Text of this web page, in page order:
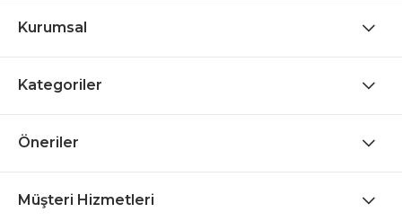
Kurumsal
Kategoriler
Öneriler
Müşteri Hizmetleri